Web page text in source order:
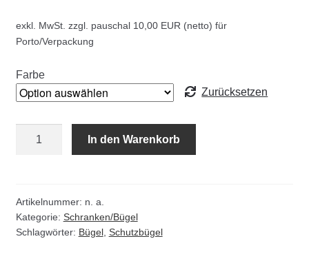
Kommunalbedarf
Neuheiten
Schachtzubehör
Stadtmöblierung
exkl. MwSt. zzgl. pauschal 10,00 EUR (netto) für
Porto/Verpackung
Farbe
Zurücksetzen
Farbe
Menge
In den Warenkorb
Artikelnummer: n. a.
Kategorie: Schranken/Bügel
Schlagwörter: Bügel, Schutzbügel